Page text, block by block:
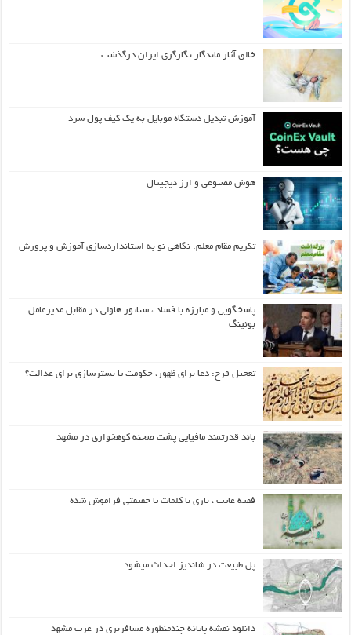
خالق آثار ماندگار نگارگری ایران درگذشت
آموزش تبدیل دستگاه موبایل به یک کیف‌ پول سرد
هوش مصنوعی و ارز دیجیتال
تکریم مقام معلم: نگاهی نو به استانداردسازی آموزش و پرورش
پاسخگویی و مبارزه با فساد ، سناتور هاولی در مقابل مدیرعامل
بوئینگ
تعجیل فرج: دعا برای ظهور، حکومت یا بسترسازی برای عدالت؟
باند قدرتمند مافیایی پشت صحنه کوهخواری در مشهد
فقیه غایب ، بازی با کلمات یا حقیقتی فراموش شده
پل طبیعت در شاندیز احداث میشود
دانلود نقشه پایانه چندمنظوره مسافربری در غرب مشهد